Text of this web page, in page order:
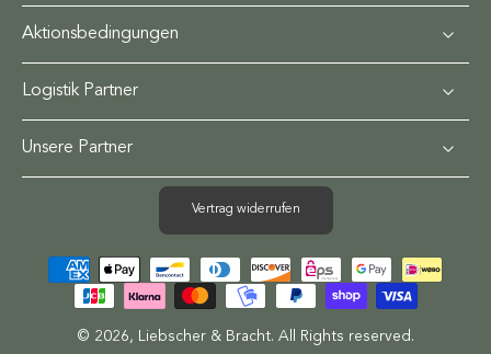
Aktionsbedingungen
Logistik Partner
Unsere Partner
Vertrag widerrufen
© 2026, Liebscher & Bracht. All Rights reserved.